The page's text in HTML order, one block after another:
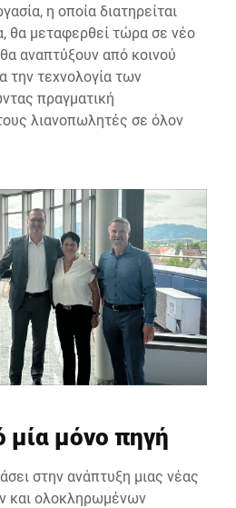
η οποία διατηρείται
θα μεταφερθεί τώρα σε νέο
αναπτύξουν από κοινού
την τεχνολογία των
πραγματική
λιανοπωλητές σε όλον
μία μόνο πηγή
στην ανάπτυξη μιας νέας
και ολοκληρωμένων